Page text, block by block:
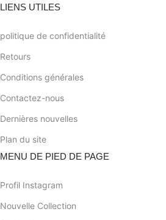
LIENS UTILES
politique de confidentialité
Retours
Conditions générales
Contactez-nous
Dernières nouvelles
Plan du site
MENU DE PIED DE PAGE
Profil Instagram
Nouvelle Collection